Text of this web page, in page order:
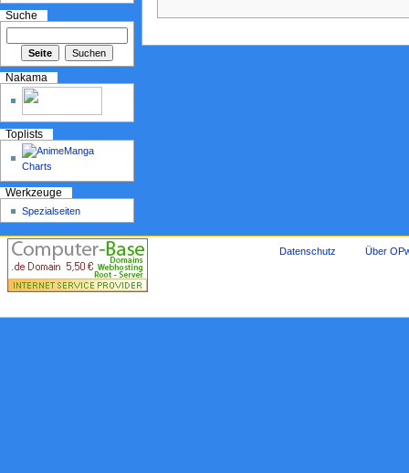
Suche
Nakama
Toplists
Werkzeuge
Spezialseiten
Datenschutz Über